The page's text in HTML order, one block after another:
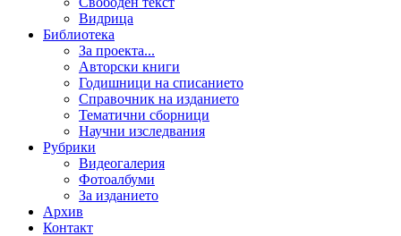
Видрица
Библиотека
За проекта...
Авторски книги
Годишници на списанието
Справочник на изданието
Тематични сборници
Научни изследвания
Рубрики
Видеогалерия
Фотоалбуми
За изданието
Архив
Контакт